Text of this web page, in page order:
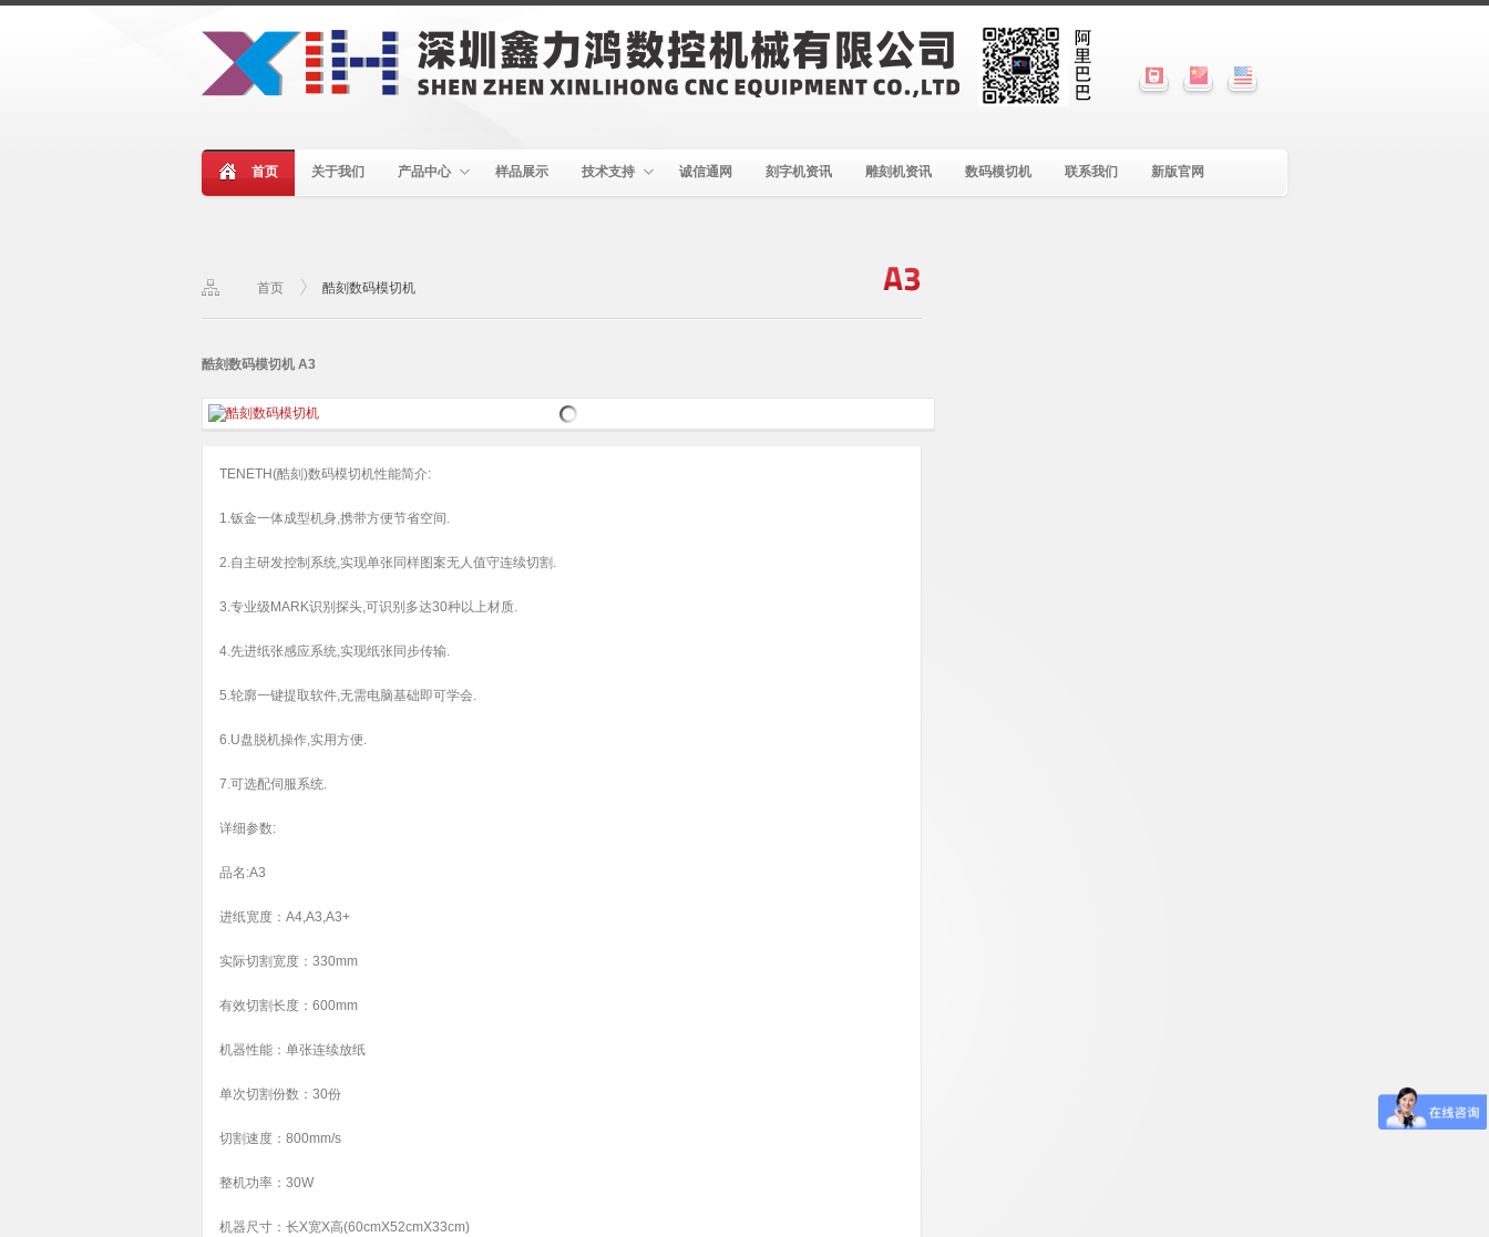
首页 关于我们 产品中心 样品展示 技术支持 诚信通网 刻字机资讯 雕刻机资讯 数码模切机 联系我们 新版官网
首页 酷刻数码模切机
酷刻数码模切机 A3
TENETH(酷刻)数码模切机性能简介:
1.钣金一体成型机身,携带方便节省空间.
2.自主研发控制系统,实现单张同样图案无人值守连续切割.
3.专业级MARK识别探头,可识别多达30种以上材质.
4.先进纸张感应系统,实现纸张同步传输.
5.轮廓一键提取软件,无需电脑基础即可学会.
6.U盘脱机操作,实用方便.
7.可选配伺服系统.
详细参数:
品名:A3
进纸宽度：A4,A3,A3+
实际切割宽度：330mm
有效切割长度：600mm
机器性能：单张连续放纸
单次切割份数：30份
切割速度：800mm/s
整机功率：30W
机器尺寸：长X宽X高(60cmX52cmX33cm)